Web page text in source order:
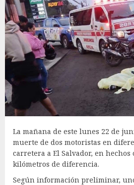
La mañana de este lunes 22 de
muerte de dos motoristas en
carretera a El Salvador, en hechos
kilómetros de diferencia.
Según información preliminar,